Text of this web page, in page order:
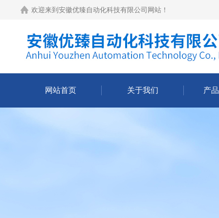
欢迎来到 安徽优臻自动化科技有限公司网站 ！
网站首页 关于我们 产